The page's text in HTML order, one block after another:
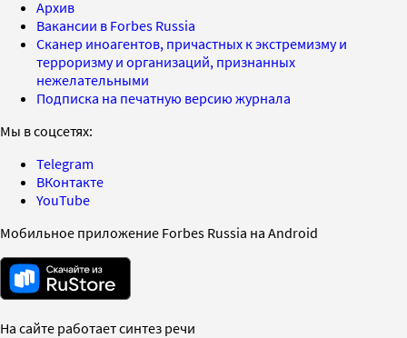
Архив
Вакансии в Forbes Russia
Сканер иноагентов, причастных к экстремизму и
терроризму и организаций, признанных
нежелательными
Подписка на печатную версию журнала
Мы в соцсетях:
Telegram
ВКонтакте
YouTube
Мобильное приложение Forbes Russia на Android
На сайте работает синтез речи